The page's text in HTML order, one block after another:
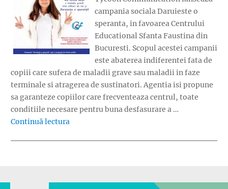
campania sociala Daruieste o
speranta, in favoarea Centrului
Educational Sfanta Faustina din
Bucuresti. Scopul acestei campanii
este abaterea indiferentei fata de
copiii care sufera de maladii grave sau maladii in faze
terminale si atragerea de sustinatori. Agentia isi propune
sa garanteze copiilor care frecventeaza centrul, toate
conditiile necesare pentru buna desfasurare a …
Continuă lectura